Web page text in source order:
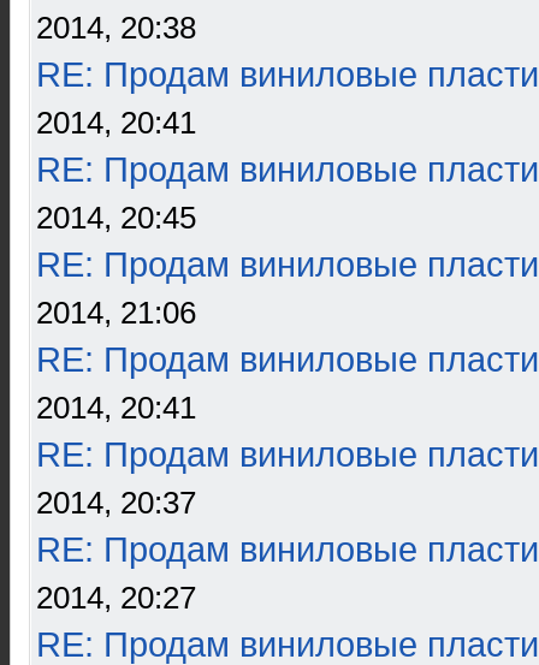
2014, 20:38
RE: Продам виниловые
2014, 20:41
RE: Продам виниловые
2014, 20:45
RE: Продам виниловые
2014, 21:06
RE: Продам виниловые
2014, 20:41
RE: Продам виниловые
2014, 20:37
RE: Продам виниловые
2014, 20:27
RE: Продам виниловые